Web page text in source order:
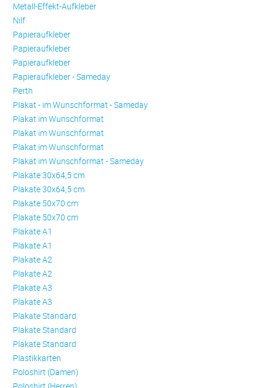
Metall-Effekt-Aufkleber
Nilf
Papieraufkleber
Papieraufkleber
Papieraufkleber
Papieraufkleber - Sameday
Perth
Plakat - im Wunschformat - Sameday
Plakat im Wunschformat
Plakat im Wunschformat
Plakat im Wunschformat
Plakat im Wunschformat - Sameday
Plakate 30x64,5 cm
Plakate 30x64,5 cm
Plakate 50x70 cm
Plakate 50x70 cm
Plakate A1
Plakate A1
Plakate A2
Plakate A2
Plakate A3
Plakate A3
Plakate Standard
Plakate Standard
Plakate Standard
Plastikkarten
Poloshirt (Damen)